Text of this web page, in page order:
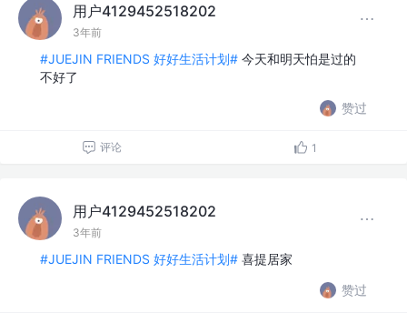
用户4129452518202
3年前
#JUEJIN FRIENDS 好好生活计划# 今天和明天怕是过的
不好了
赞过
评论 1
用户4129452518202
3年前
#JUEJIN FRIENDS 好好生活计划# 喜提居家
赞过